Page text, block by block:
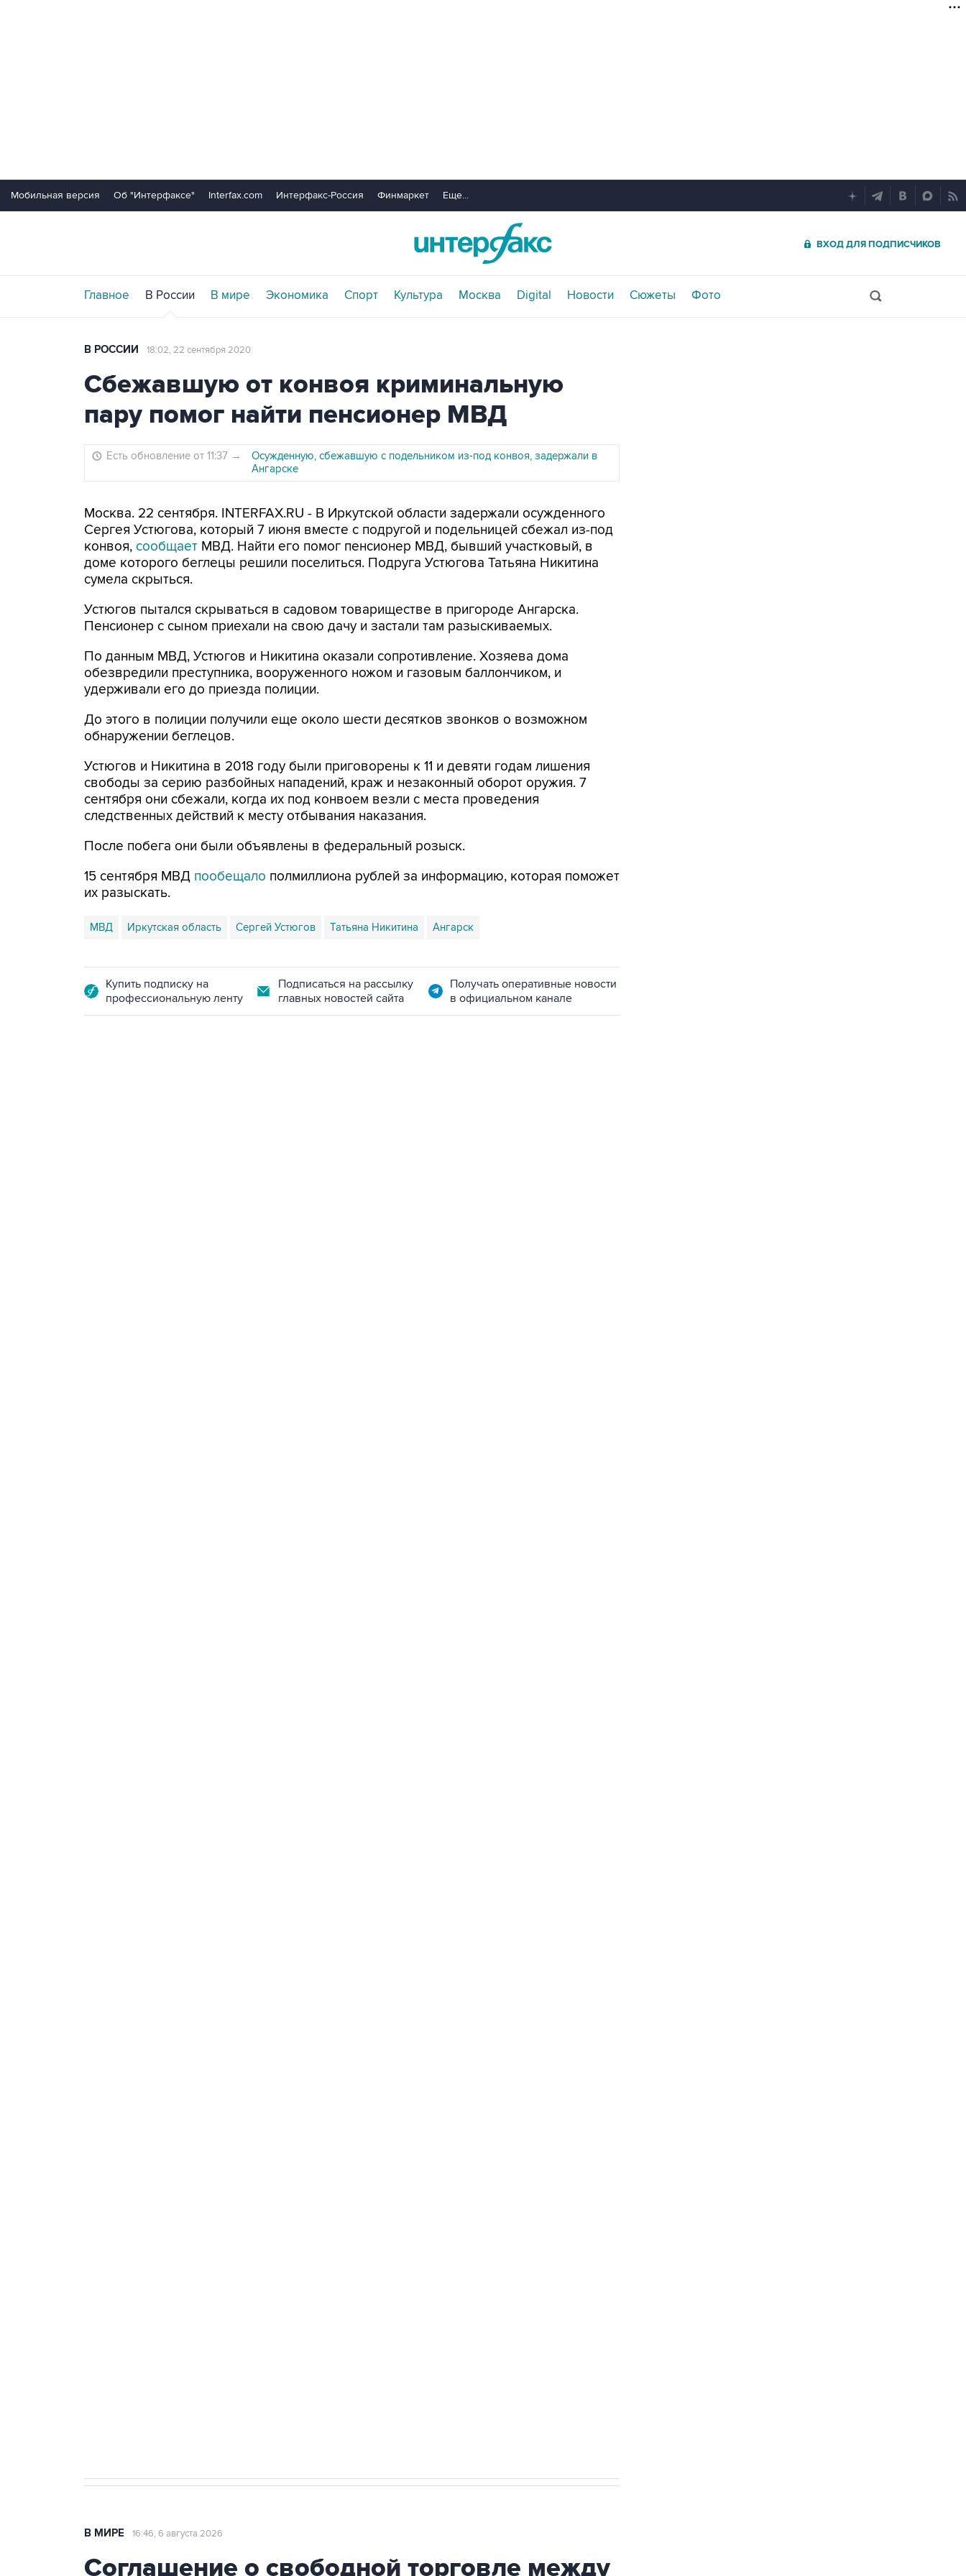
Мобильная версия Об "Интерфаксе" Interfax.com Интерфакс-Россия Финмаркет Еще...
ВХОД ДЛЯ ПОДПИСЧИКОВ
Главное В России В мире Экономика Спорт Культура Москва Digital Новости Сюжеты Фото
В РОССИИ 18:02, 22 сентября 2020
Сбежавшую от конвоя криминальную
пару помог найти пенсионер МВД
Есть обновление от 11:37 →
Осужденную, сбежавшую с подельником из-под конвоя, задержали в
Ангарске
Москва. 22 сентября. INTERFAX.RU - В Иркутской области задержали осужденного
Сергея Устюгова, который 7 июня вместе с подругой и подельницей сбежал из-под
конвоя, сообщает МВД. Найти его помог пенсионер МВД, бывший участковый, в
доме которого беглецы решили поселиться. Подруга Устюгова Татьяна Никитина
сумела скрыться.
Устюгов пытался скрываться в садовом товариществе в пригороде Ангарска.
Пенсионер с сыном приехали на свою дачу и застали там разыскиваемых.
По данным МВД, Устюгов и Никитина оказали сопротивление. Хозяева дома
обезвредили преступника, вооруженного ножом и газовым баллончиком, и
удерживали его до приезда полиции.
До этого в полиции получили еще около шести десятков звонков о возможном
обнаружении беглецов.
Устюгов и Никитина в 2018 году были приговорены к 11 и девяти годам лишения
свободы за серию разбойных нападений, краж и незаконный оборот оружия. 7
сентября они сбежали, когда их под конвоем везли с места проведения
следственных действий к месту отбывания наказания.
После побега они были объявлены в федеральный розыск.
15 сентября МВД пообещало полмиллиона рублей за информацию, которая поможет
их разыскать.
МВД Иркутская область Сергей Устюгов Татьяна Никитина Ангарск
Купить подписку на
профессиональную ленту
Подписаться на рассылку
главных новостей сайта
Получать оперативные новости
в официальном канале
В МИРЕ 16:46, 6 августа 2026
Соглашение о свободной торговле между